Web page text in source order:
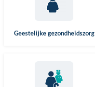
Geestelijke gezondheidszorg